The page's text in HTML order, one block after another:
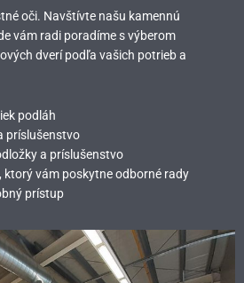
oči. Navštívte našu kamennú
vám radi poradíme s výberom
dverí podľa vašich potrieb a
podláh
príslušenstvo
a príslušenstvo
ktorý vám poskytne odborné rady
prístup